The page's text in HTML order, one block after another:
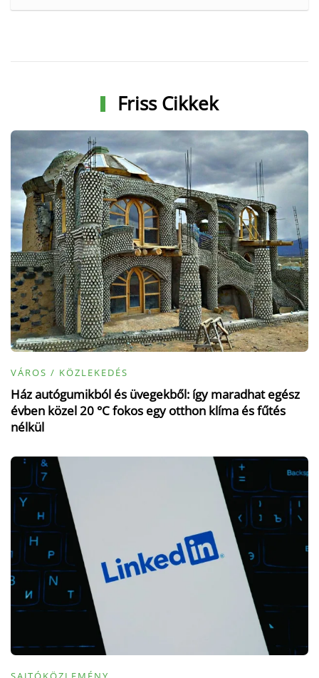
Friss Cikkek
VÁROS / KÖZLEKEDÉS
Ház autógumikból és üvegekből: így maradhat egész
évben közel 20 °C fokos egy otthon klíma és fűtés
nélkül